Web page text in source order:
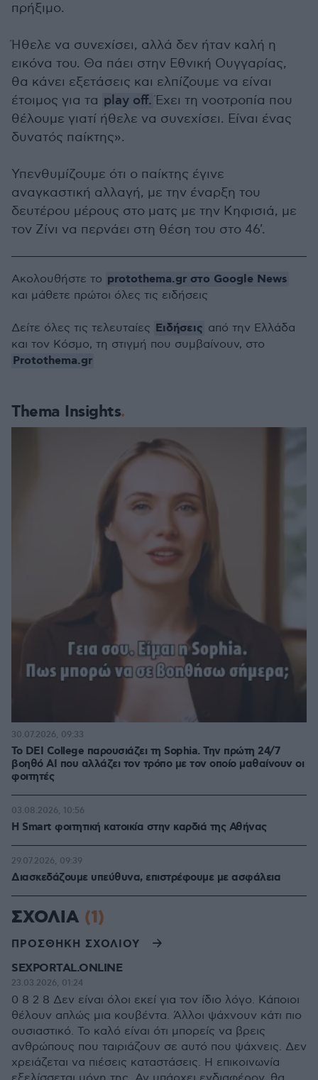
πρήξιμο.
Ήθελε να συνεχίσει, αλλά δεν ήταν καλή η
εικόνα του. Θα πάει στην Εθνική Ουγγαρίας,
θα κάνει εξετάσεις και ελπίζουμε να είναι
έτοιμος για τα play off.Έχει τη νοοτροπία που
θέλουμε γιατί ήθελε να συνεχίσει. Είναι ένας
δυνατός παίκτης».
Υπενθυμίζουμε ότι ο παίκτης έγινε
αναγκαστική αλλαγή, με την έναρξη του
δευτέρου μέρους στο ματς με την Κηφισιά, με
τον Ζίνι να περνάει στη θέση του στο 46'.
Thema Insights
Το DEI College παρουσιάζει τη Sophia. Την πρώτη 24/7
βοηθό AI που αλλάζει τον τρόπο με τον οποίο μαθαίνουν οι
φοιτητές
30.07.2026, 09:33
Η Smart φοιτητική κατοικία στην καρδιά της Αθήνας
03.08.2026, 10:56
Διασκεδάζουμε υπεύθυνα, επιστρέφουμε με ασφάλεια
29.07.2026, 09:39
Ακολουθήστε το protothema.gr στο Google News
και μάθετε πρώτοι όλες τις ειδήσεις
Δείτε όλες τις τελευταίες Ειδήσεις από την Ελλάδα
και τον Κόσμο, τη στιγμή που συμβαίνουν, στο
Protothema.gr
ΣΧΟΛΙΑ (1)
ΠΡΟΣΘΗΚΗ ΣΧΟΛΙΟΥ
SEXPORTAL.ONLINE
23.03.2026, 01:24
0 8 2 8 Δεν είναι όλοι εκεί για τον ίδιο λόγο. Κάποιοι
θέλουν απλώς μια κουβέντα. Άλλοι ψάχνουν κάτι πιο
ουσιαστικό. Το καλό είναι ότι μπορείς να βρεις
ανθρώπους που ταιριάζουν σε αυτό που ψάχνεις. Δεν
χρειάζεται να πιέσεις καταστάσεις. Η επικοινωνία